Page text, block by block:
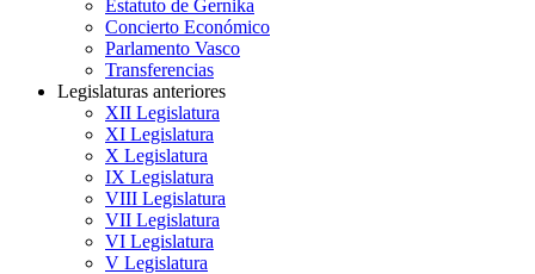
Estatuto de Gernika
Concierto Económico
Parlamento Vasco
Transferencias
Legislaturas anteriores
XII Legislatura
XI Legislatura
X Legislatura
IX Legislatura
VIII Legislatura
VII Legislatura
VI Legislatura
V Legislatura